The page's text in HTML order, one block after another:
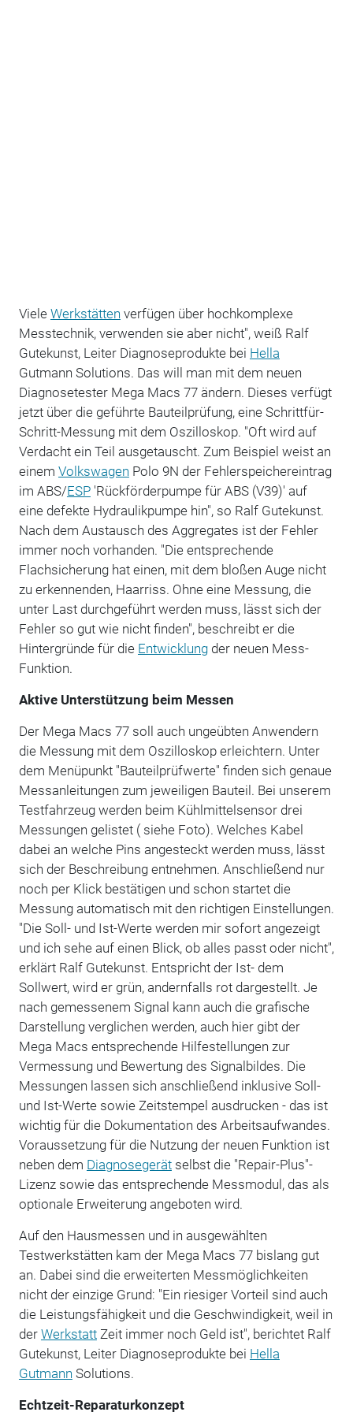
Viele Werkstätten verfügen über hochkomplexe
Messtechnik, verwenden sie aber nicht", weiß Ralf
Gutekunst, Leiter Diagnoseprodukte bei Hella
Gutmann Solutions. Das will man mit dem neuen
Diagnosetester Mega Macs 77 ändern. Dieses verfügt
jetzt über die geführte Bauteilprüfung, eine Schrittfür-
Schritt-Messung mit dem Oszilloskop. "Oft wird auf
Verdacht ein Teil ausgetauscht. Zum Beispiel weist an
einem Volkswagen Polo 9N der Fehlerspeichereintrag
im ABS/ESP'Rückförderpumpe für ABS (V39)' auf
eine defekte Hydraulikpumpe hin", so Ralf Gutekunst.
Nach dem Austausch des Aggregates ist der Fehler
immer noch vorhanden. "Die entsprechende
Flachsicherung hat einen, mit dem bloßen Auge nicht
zu erkennenden, Haarriss. Ohne eine Messung, die
unter Last durchgeführt werden muss, lässt sich der
Fehler so gut wie nicht finden", beschreibt er die
Hintergründe für die Entwicklungder neuen Mess-
Funktion.
Aktive Unterstützung beim Messen
Der Mega Macs 77 soll auch ungeübten Anwendern
die Messung mit dem Oszilloskop erleichtern. Unter
dem Menüpunkt "Bauteilprüfwerte" finden sich genaue
Messanleitungen zum jeweiligen Bauteil. Bei unserem
Testfahrzeug werden beim Kühlmittelsensor drei
Messungen gelistet ( siehe Foto). Welches Kabel
dabei an welche Pins angesteckt werden muss, lässt
sich der Beschreibung entnehmen. Anschließend nur
noch per Klick bestätigen und schon startet die
Messung automatisch mit den richtigen Einstellungen.
"Die Soll- und Ist-Werte werden mir sofort angezeigt
und ich sehe auf einen Blick, ob alles passt oder nicht",
erklärt Ralf Gutekunst. Entspricht der Ist- dem
Sollwert, wird er grün, andernfalls rot dargestellt. Je
nach gemessenem Signal kann auch die grafische
Darstellung verglichen werden, auch hier gibt der
Mega Macs entsprechende Hilfestellungen zur
Vermessung und Bewertung des Signalbildes. Die
Messungen lassen sich anschließend inklusive Soll-
und Ist-Werte sowie Zeitstempel ausdrucken - das ist
wichtig für die Dokumentation des Arbeitsaufwandes.
Voraussetzung für die Nutzung der neuen Funktion ist
neben dem Diagnosegerätselbst die "Repair-Plus"-
Lizenz sowie das entsprechende Messmodul, das als
optionale Erweiterung angeboten wird.
Auf den Hausmessen und in ausgewählten
Testwerkstätten kam der Mega Macs 77 bislang gut
an. Dabei sind die erweiterten Messmöglichkeiten
nicht der einzige Grund: "Ein riesiger Vorteil sind auch
die Leistungsfähigkeit und die Geschwindigkeit, weil in
der WerkstattZeit immer noch Geld ist", berichtet Ralf
Gutekunst, Leiter Diagnoseprodukte bei Hella
Gutmann Solutions.
Echtzeit-Reparaturkonzept